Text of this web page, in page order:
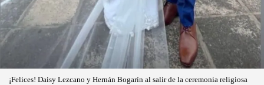
¡Felices! Daisy Lezcano y Hernán Bogarín al salir de la ceremonia religiosa